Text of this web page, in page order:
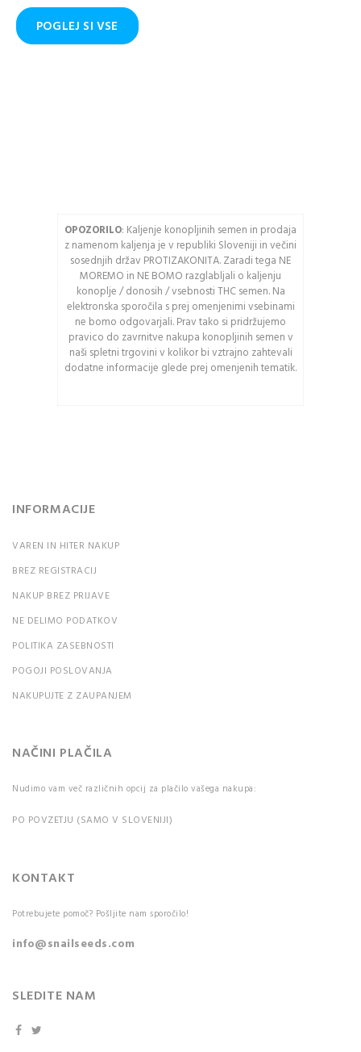
POGLEJ SI VSE
OPOZORILO: Kaljenje konopljinih semen in prodaja
z namenom kaljenja je v republiki Sloveniji in večini
sosednjih držav PROTIZAKONITA. Zaradi tega NE
MOREMO in NE BOMO razglabljali o kaljenju
konoplje / donosih / vsebnosti THC semen. Na
elektronska sporočila s prej omenjenimi vsebinami
ne bomo odgovarjali. Prav tako si pridržujemo
pravico do zavrnitve nakupa konopljinih semen v
naši spletni trgovini v kolikor bi vztrajno zahtevali
dodatne informacije glede prej omenjenih tematik.
INFORMACIJE
VAREN IN HITER NAKUP
BREZ REGISTRACIJ
NAKUP BREZ PRIJAVE
NE DELIMO PODATKOV
POLITIKA ZASEBNOSTI
POGOJI POSLOVANJA
NAKUPUJTE Z ZAUPANJEM
NAČINI PLAČILA
Nudimo vam več različnih opcij za plačilo vašega nakupa:
PO POVZETJU (SAMO V SLOVENIJI)
KONTAKT
Potrebujete pomoč? Pošljite nam sporočilo!
info@snailseeds.com
SLEDITE NAM
naročila in pošiljke
Zgodovina slednja
Osveži varnostno
kodo
Pozor: Captcha razlikuje
med velikimi in malimi
črkami.
PRIJAVA